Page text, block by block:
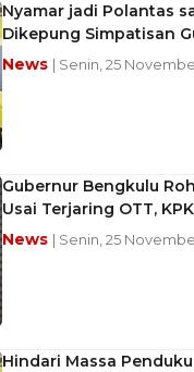
Nyamar jadi Polantas
Dikepung Simpatisan
News | Senin, 25
Gubernur Bengkulu
Usai Terjaring OTT,
News | Senin, 25
Hindari Massa